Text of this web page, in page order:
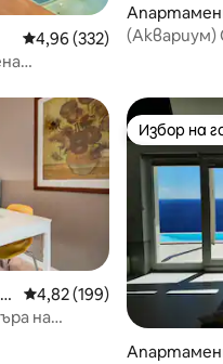
Средна оценка: 4,96 от
4,96 (332)
(Аквариум)
Средна оценка: 4,82 от
4,82 (199)
на
Избор на
Избор на